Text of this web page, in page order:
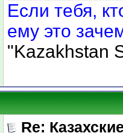
Если тебя,
ему это
"Kazakhstan
Re: